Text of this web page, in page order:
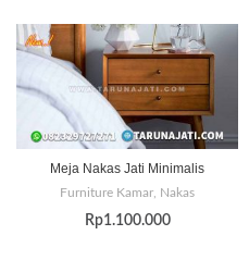
Meja Nakas Jati Minimalis
Furniture Kamar Nakas
Rp1.100.000